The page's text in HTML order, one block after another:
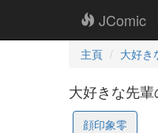
JComic
主頁 大好き
大好きな先
顔印象零